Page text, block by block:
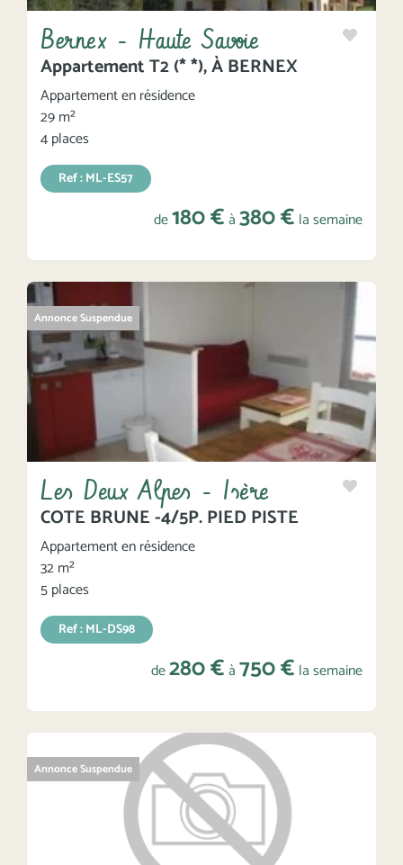
Bernex - Haute Savoie
Appartement T2 (* *), À BERNEX
Appartement en résidence
29 m²
4 places
Ref : ML-ES57
de180 €à380 € la semaine
Annonce Suspendue
Les Deux Alpes - Isère
COTE BRUNE -4/5P. PIED PISTE
Appartement en résidence
32 m²
5 places
Ref : ML-DS98
de280 €à750 € la semaine
Annonce Suspendue